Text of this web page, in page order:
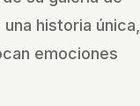
historia única,
emociones